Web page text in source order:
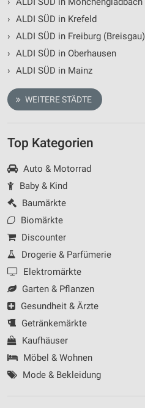
› ALDI SÜD in Krefeld
› ALDI SÜD in Freiburg (Breisgau)
› ALDI SÜD in Oberhausen
› ALDI SÜD in Mainz
WEITERE STÄDTE
Top Kategorien
Auto & Motorrad
Baby & Kind
Baumärkte
Biomärkte
Discounter
Drogerie & Parfümerie
Elektromärkte
Garten & Pflanzen
Gesundheit & Ärzte
Getränkemärkte
Kaufhäuser
Möbel & Wohnen
Mode & Bekleidung